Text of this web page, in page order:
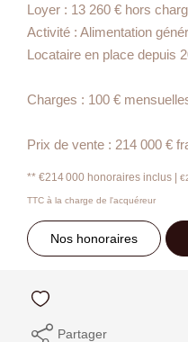
Loyer : 13 260 € hors
Activité : Alimentation
Locataire en place depuis
Charges : 100 €
Prix de vente : 214 000 €
** €214 000 honoraires inclus |
TTC à la charge de l'acquéreur
Nos honoraires
Partager